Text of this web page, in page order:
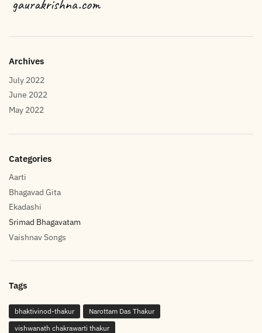
Archives
July 2022
June 2022
May 2022
Categories
Aarti
Bhagavad Gita
Ekadashi
Srimad Bhagavatam
Vaishnav Songs
Tags
bhaktivinod-thakur
Narottam Das Thakur
vishwanath chakrawarti thakur